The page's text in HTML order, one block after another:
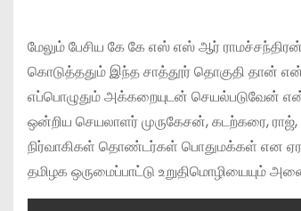
மேலும் பேசிய கே கே எஸ் எஸ் ஆர்
கொடுத்ததும் இந்த சாத்தூர் தொகுதி தான்
எப்பொழுதும் அக்கறையுடன் செயல்படுவேன்
ஒன்றிய செயலாளர் முருகேசன், கடற்கரை,
நிர்வாகிகள் தொண்டர்கள் பொதுமக்கள் என
தமிழக ஒருமைப்பாட்டு உறுதிமொழியையும்